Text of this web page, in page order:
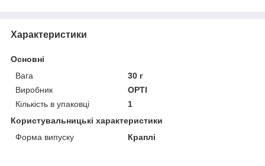
Характеристики
Основні
Вага
30 г
Виробник
OPTI
Кількість в упаковці
1
Користувальницькі характеристики
Форма випуску
Краплі